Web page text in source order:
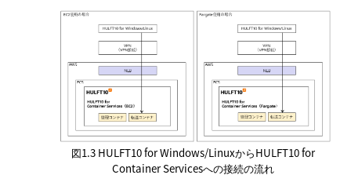
図1.3 HULFT10 for Windows/LinuxからHULFT10 for
Container Servicesへの接続の流れ